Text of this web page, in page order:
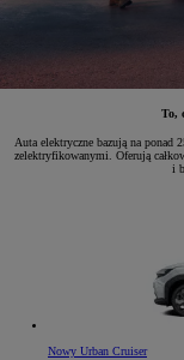
To,
Auta elektryczne bazują na ponad
zelektryfikowanymi. Oferują
i
Nowy Urban Cruiser